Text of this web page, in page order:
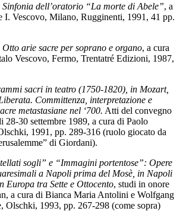
Sinfonia dell’oratorio “La morte di Abele”, a
I. Vescovo, Milano, Rugginenti, 1991, 41 pp.
Otto arie sacre per soprano e organo, a cura
Vescovo, Fermo, Trentatré Edizioni, 1987,
sacri in teatro (1750-1820), in Mozart,
Committenza, interpretazione e
metastasiane nel ‘700. Atti del convegno
28-30 settembre 1989, a cura di Paolo
1991, pp. 289-316 (ruolo giocato da
di Giordani).
sogli” e “Immagini portentose”: Opere
a Napoli prima del Mosè, in Napoli
Europa tra Sette e Ottocento, studi in onore
a cura di Bianca Maria Antolini e Wolfgang
Olschki, 1993, pp. 267-298 (come sopra)